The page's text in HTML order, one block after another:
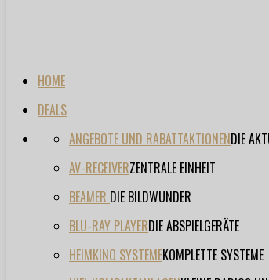
HOME
DEALS
ANGEBOTE UND RABATTAKTIONENDIE
AV-RECEIVERZENTRALE EINHEIT
BEAMER DIE BILDWUNDER
BLU-RAY PLAYERDIE ABSPIELGERÄTE
HEIMKINO SYSTEMEKOMPLETTE SYSTEME